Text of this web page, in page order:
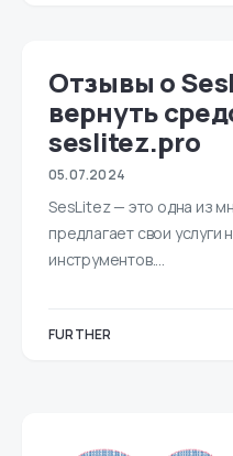
Отзывы о
вернуть
seslitez.pro
05.07.2024
SesLitez — это одна из
предлагает свои
инструментов.…
FURTHER